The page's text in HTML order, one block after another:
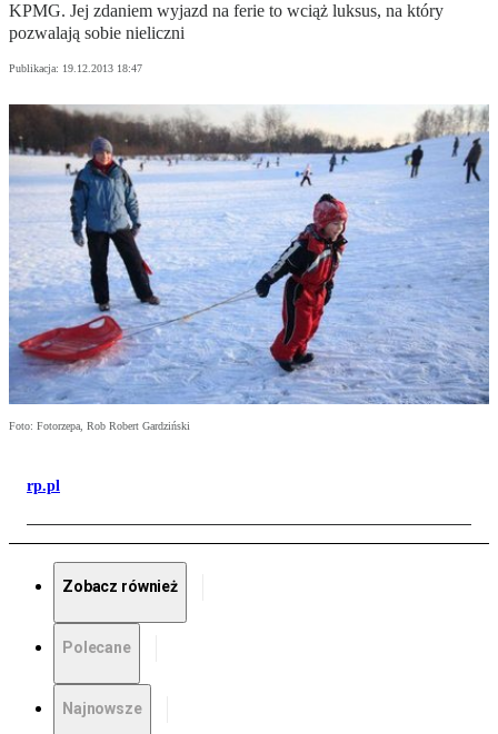
KPMG. Jej zdaniem wyjazd na ferie to wciąż luksus, na który
pozwalają sobie nieliczni
Publikacja: 19.12.2013 18:47
Foto: Fotorzepa, Rob Robert Gardziński
rp.pl
Zobacz również
Polecane
Najnowsze